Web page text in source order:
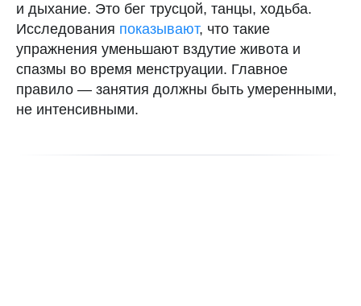
и дыхание. Это бег трусцой, танцы, ходьба.
Исследования показывают, что такие
упражнения уменьшают вздутие живота и
спазмы во время менструации. Главное
правило — занятия должны быть умеренными,
не интенсивными.